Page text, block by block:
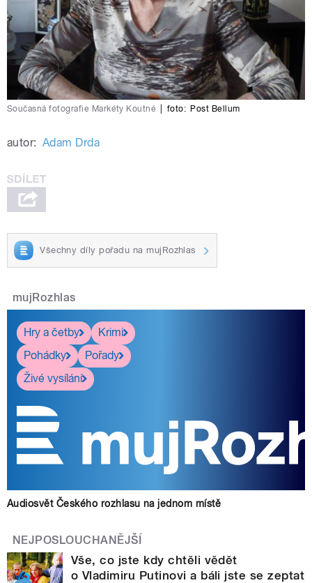
Současná fotografie Markéty Koutné foto: Post Bellum
autor: Adam Drda
Všechny díly pořadu na mujRozhlas
mujRozhlas
Hry a četby
Krimi
Pohádky
Pořady
Živé vysílání
Audiosvět Českého rozhlasu na jednom místě
NEJPOSLOUCHANĚJŠÍ
Vše, co jste kdy chtěli vědět
o Vladimiru Putinovi a báli jste se zeptat